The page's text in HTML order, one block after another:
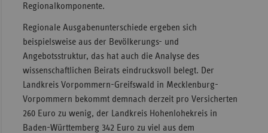
Regionalkomponente.
Regionale Ausgabenunterschiede ergeben sich
beispielsweise aus der Bevölkerungs- und
Angebotsstruktur, das hat auch die Analyse des
wissenschaftlichen Beirats eindrucksvoll belegt. Der
Landkreis Vorpommern-Greifswald in Mecklenburg-
Vorpommern bekommt demnach derzeit pro Versicherten
260 Euro zu wenig, der Landkreis Hohenlohekreis in
Baden-Württemberg 342 Euro zu viel aus dem